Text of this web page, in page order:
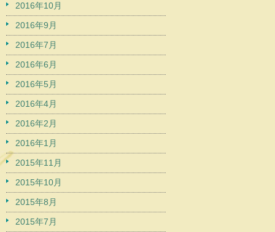
2016年10月
2016年9月
2016年7月
2016年6月
2016年5月
2016年4月
2016年2月
2016年1月
2015年11月
2015年10月
2015年8月
2015年7月